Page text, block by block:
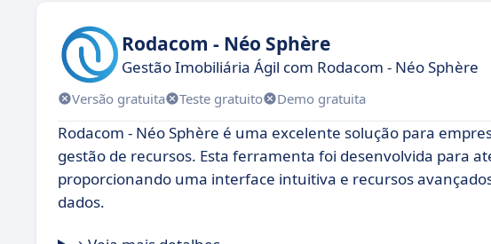
Rodacom - Néo Sphère
Gestão Imobiliária Ágil com Rodacom - Néo Sphère
Versão gratuita Teste gratuito Demo gratuita
Rodacom - Néo Sphère é uma excelente solução para
gestão de recursos. Esta ferramenta foi desenvolvida para
proporcionando uma interface intuitiva e recursos
dados.